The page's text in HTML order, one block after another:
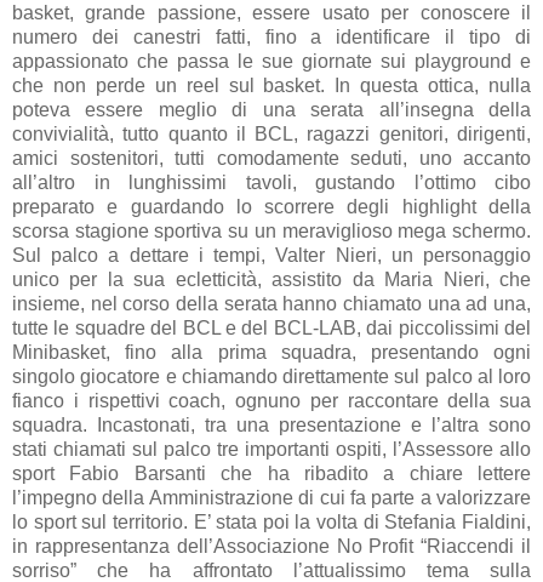
basket, grande passione, essere usato per conoscere il
numero dei canestri fatti, fino a identificare il tipo di
appassionato che passa le sue giornate sui playground e
che non perde un reel sul basket. In questa ottica, nulla
poteva essere meglio di una serata all’insegna della
convivialità, tutto quanto il BCL, ragazzi genitori, dirigenti,
amici sostenitori, tutti comodamente seduti, uno accanto
all’altro in lunghissimi tavoli, gustando l’ottimo cibo
preparato e guardando lo scorrere degli highlight della
scorsa stagione sportiva su un meraviglioso mega schermo.
Sul palco a dettare i tempi, Valter Nieri, un personaggio
unico per la sua ecletticità, assistito da Maria Nieri, che
insieme, nel corso della serata hanno chiamato una ad una,
tutte le squadre del BCL e del BCL-LAB, dai piccolissimi del
Minibasket, fino alla prima squadra, presentando ogni
singolo giocatore e chiamando direttamente sul palco al loro
fianco i rispettivi coach, ognuno per raccontare della sua
squadra. Incastonati, tra una presentazione e l’altra sono
stati chiamati sul palco tre importanti ospiti, l’Assessore allo
sport Fabio Barsanti che ha ribadito a chiare lettere
l’impegno della Amministrazione di cui fa parte a valorizzare
lo sport sul territorio. E’ stata poi la volta di Stefania Fialdini,
in rappresentanza dell’Associazione No Profit “Riaccendi il
sorriso” che ha affrontato l’attualissimo tema sulla